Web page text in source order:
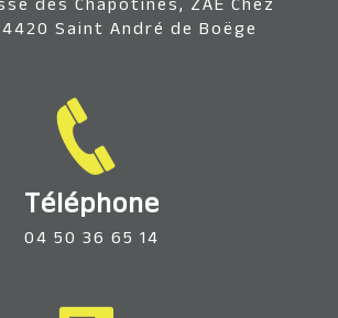
Saint André de Boëge
Téléphone
04 50 36 65 14